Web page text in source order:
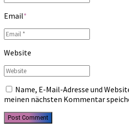
Email*
Website
Name, E-Mail-Adresse und
meinen nächsten Kommentar
Post Comment